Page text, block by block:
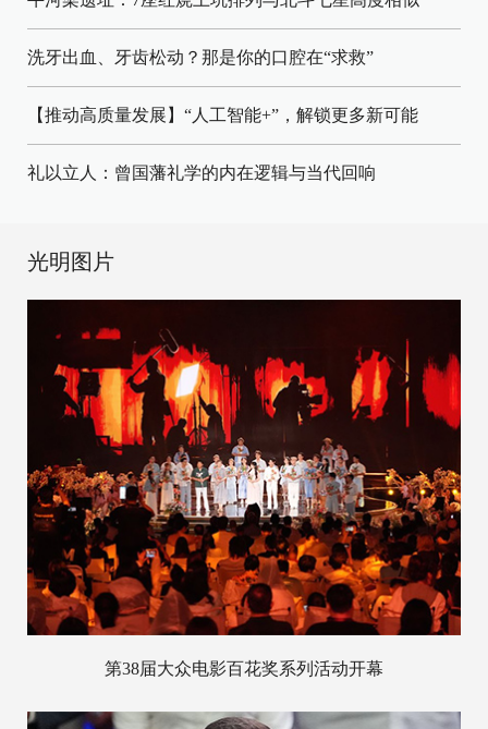
洗牙出血、牙齿松动？那是你的口腔在“求救”
【推动高质量发展】“人工智能+”，解锁更多新可能
礼以立人：曾国藩礼学的内在逻辑与当代回响
光明图片
第38届大众电影百花奖系列活动开幕